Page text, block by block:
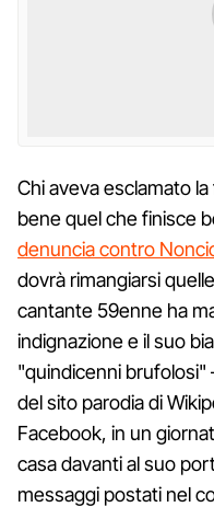
Chi aveva esclamato
bene quel che finisce
denuncia contro
dovrà rimangiarsi
cantante 59enne ha
indignazione e il suo
"quindicenni brufolosi"
del sito parodia di
Facebook, in un
casa davanti al suo
messaggi postati nel